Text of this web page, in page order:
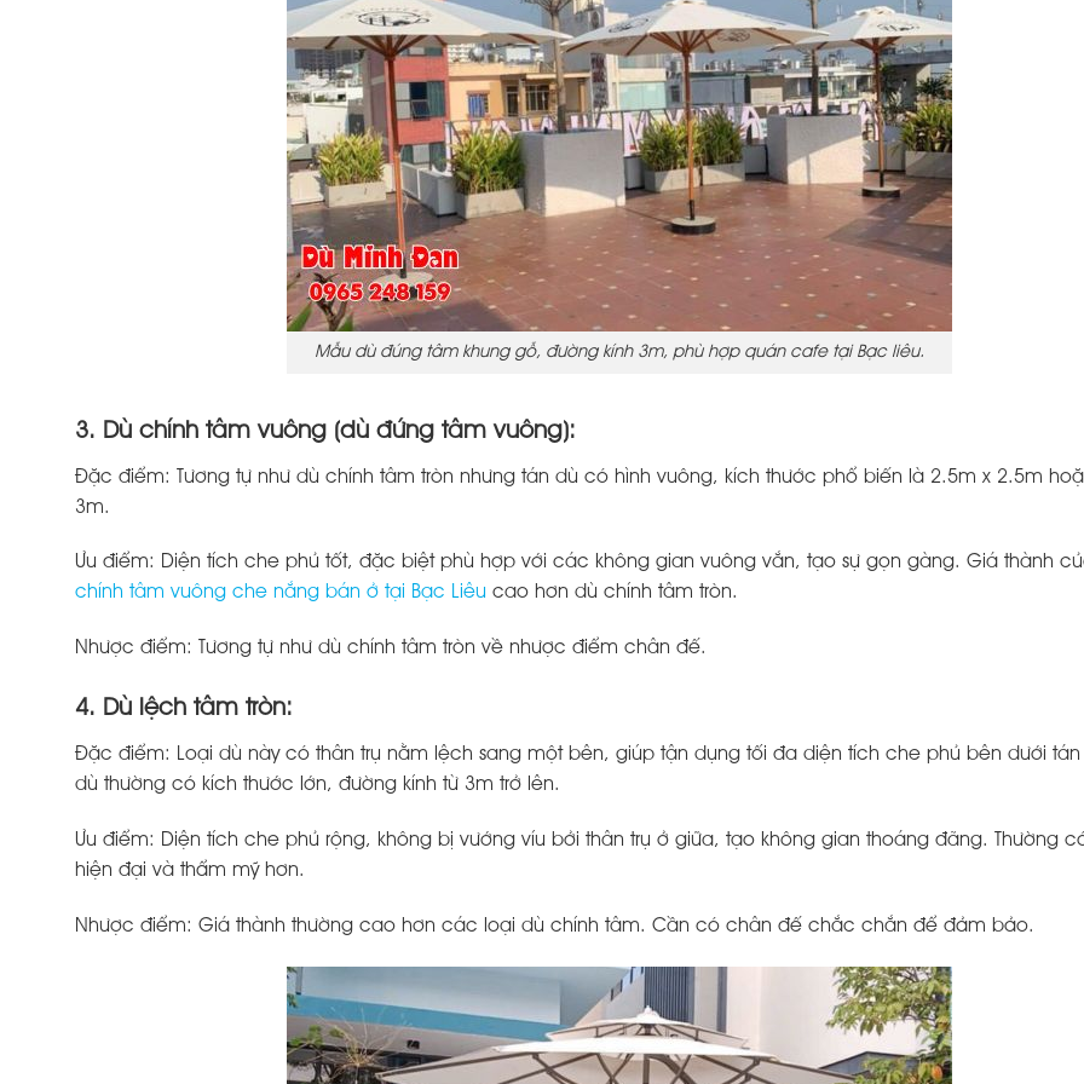
Mẫu dù đúng tâm khung gỗ, đường kính 3m, phù hợp quán cafe tại Bạc liêu.
3. Dù chính tâm vuông (dù đứng tâm vuông):
Đặc điểm: Tương tự như dù chính tâm tròn nhưng tán dù có hình vuông, kích thước phổ biến là 2.5m x 2.5m
3m.
Ưu điểm: Diện tích che phủ tốt, đặc biệt phù hợp với các không gian vuông vắn, tạo sự gọn gàng. Giá thành
chính tâm vuông che nắng bán ở tại Bạc Liêu cao hơn dù chính tâm tròn.
Nhược điểm: Tương tự như dù chính tâm tròn về nhược điểm chân đế.
4. Dù lệch tâm tròn:
Đặc điểm: Loại dù này có thân trụ nằm lệch sang một bên, giúp tận dụng tối đa diện tích che phủ bên dưới tán
dù thường có kích thước lớn, đường kính từ 3m trở lên.
Ưu điểm: Diện tích che phủ rộng, không bị vướng víu bởi thân trụ ở giữa, tạo không gian thoáng đãng. Thường
hiện đại và thẩm mỹ hơn.
Nhược điểm: Giá thành thường cao hơn các loại dù chính tâm. Cần có chân đế chắc chắn để đảm bảo.